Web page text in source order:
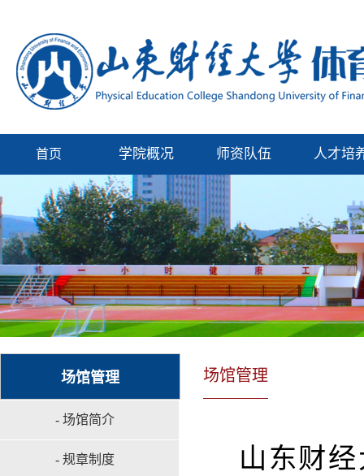
首页 学院概况 师资队伍 人才培
场馆管理
- 场馆简介
- 规章制度
场馆管理
山东财